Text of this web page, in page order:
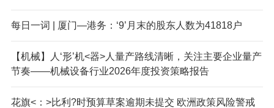
每日一词 | 厦门—港务：‘9’月末的股东人数为41818户
【机械】人‘形’机<器>人量产路线清晰，关注主要企业量产
节奏——机械设备行业2026年度投资策略报告
花旗<：>比利?时预算草案逾期未提交 欧洲政策风险警戒